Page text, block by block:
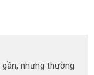
nhưng thường